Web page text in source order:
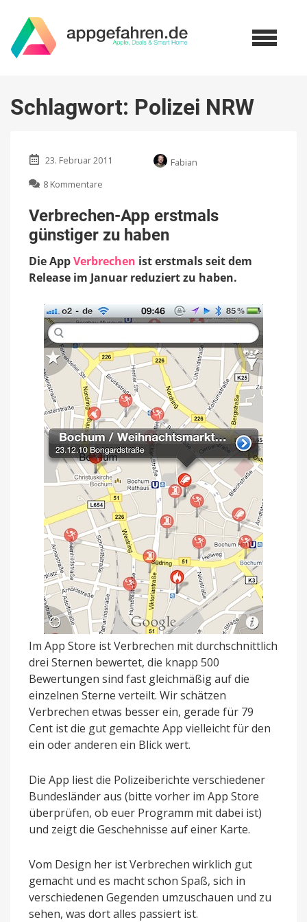
Schlagwort: Polizei NRW
23. Februar 2011
Fabian
8 Kommentare
App
erstmals
günstiger
haben
Verbrechen-App erstmals
günstiger zu haben
Die AppVerbrechen ist erstmals seit dem
Release im Januar reduziert zu haben.
Im App Store ist Verbrechen mit durchschnittlich
drei Sternen bewertet, die knapp 500
Bewertungen sind fast gleichmäßig auf die
einzelnen Sterne verteilt. Wir schätzen
Verbrechen etwas besser ein, gerade für 79
Cent ist die gut gemachte App vielleicht für den
ein oder anderen ein Blick wert.
Die App liest die Polizeiberichte verschiedener
Bundesländer aus (bitte vorher im App Store
überprüfen, ob euer Programm mit dabei ist)
und zeigt die Geschehnisse auf einer Karte.
Vom Design her ist Verbrechen wirklich gut
gemacht und es macht schon Spaß, sich in
verschiedenen Gegenden umzuschauen und zu
sehen, was dort alles passiert ist.